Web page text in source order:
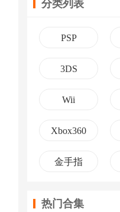
分类列表
PSP
3DS
Wii
Xbox360
金手指
热门合集